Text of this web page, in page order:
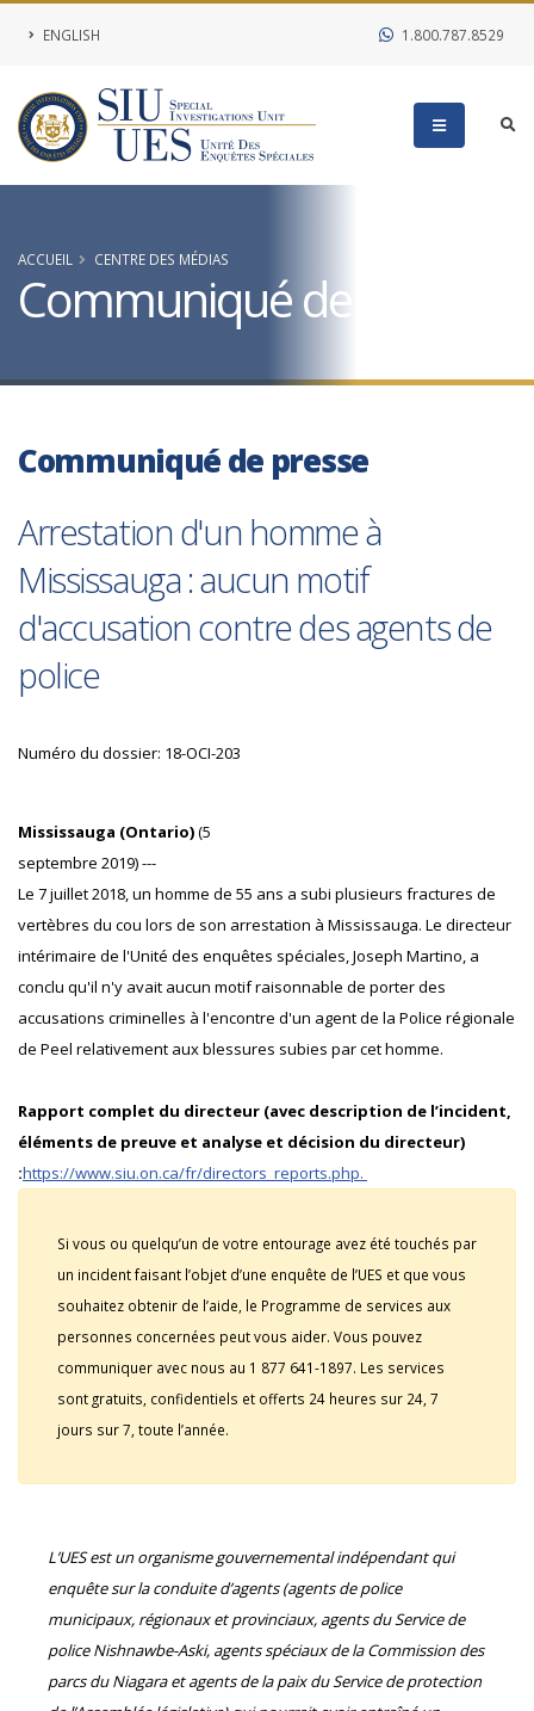
ENGLISH 1.800.787.8529
ACCUEIL CENTRE DES MÉDIAS
Communiqué de presse
Communiqué de presse
Arrestation d'un homme à
Mississauga : aucun motif
d'accusation contre des agents de
police
Numéro du dossier: 18-OCI-203
Mississauga (Ontario)(5
septembre 2019) ---
Le 7 juillet 2018, un homme de 55 ans a subi plusieurs fractures de
vertèbres du cou lors de son arrestation à Mississauga. Le directeur
intérimaire de l'Unité des enquêtes spéciales, Joseph Martino, a
conclu qu'il n'y avait aucun motif raisonnable de porter des
accusations criminelles à l'encontre d'un agent de la Police régionale
de Peel relativement aux blessures subies par cet homme.
Rapport complet du directeur (avec description de l’incident,
éléments de preuve et analyse et décision du directeur)
:https://www.siu.on.ca/fr/directors_reports.php.
Si vous ou quelqu’un de votre entourage avez été touchés par
un incident faisant l’objet d’une enquête de l’UES et que vous
souhaitez obtenir de l’aide, le Programme de services aux
personnes concernées peut vous aider. Vous pouvez
communiquer avec nous au 1 877 641-1897. Les services
sont gratuits, confidentiels et offerts 24 heures sur 24, 7
jours sur 7, toute l’année.
L’UES est un organisme gouvernemental indépendant qui
enquête sur la conduite d’agents (agents de police
municipaux, régionaux et provinciaux, agents du Service de
police Nishnawbe-Aski, agents spéciaux de la Commission des
parcs du Niagara et agents de la paix du Service de protection